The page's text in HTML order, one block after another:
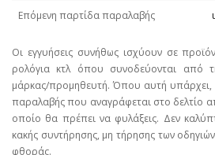
Επόμενη παρτίδα παραλαβής
Οι εγγυήσεις συνήθως ισχύουν σε
ρολόγια κτλ όπου συνοδεύονται από
μάρκας/προμηθευτή. Όπου αυτή υπάρχει,
παραλαβής που αναγράφεται στο δελτίο
οποίο θα πρέπει να φυλάξεις. Δεν
κακής συντήρησης, μη τήρησης των
φθοράς.